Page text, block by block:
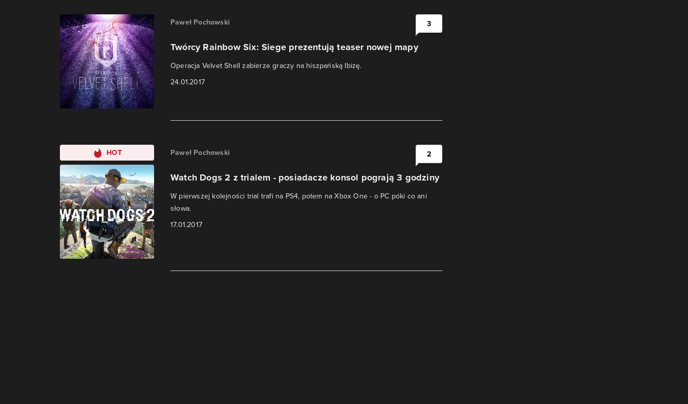
Paweł Pochowski
Twórcy Rainbow Six: Siege prezentują teaser nowej mapy
Operacja Velvet Shell zabierze graczy na hiszpańską Ibizę.
24.01.2017
3
HOT Paweł Pochowski
Watch Dogs 2 z trialem - posiadacze konsol pograją 3 godziny
W pierwszej kolejności trial trafi na PS4, potem na Xbox One - o PC póki co ani
słowa.
17.01.2017
2